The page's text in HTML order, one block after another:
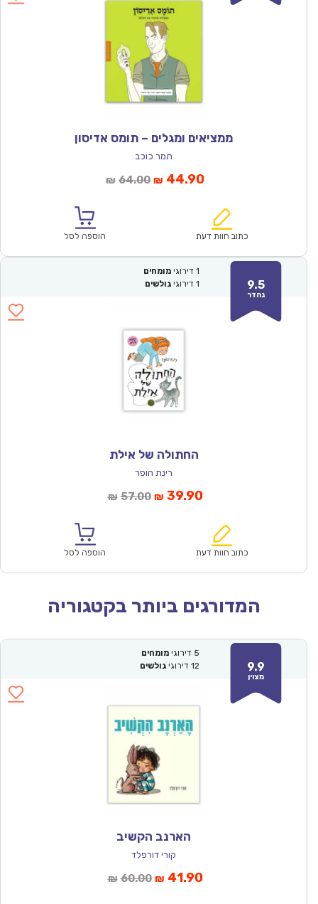
ממציאים ומגלים – תומס אדיסון
תמר כוכב
₪ 64.00המחיר
₪64.00.
₪ 44.90המחיר
הוא:
כתוב חוות דעת הוספה לסל
9.5
נהדר
1 דירוגי מומחים
1 דירוגי גולשים
החתולה של אילת
רינת הופר
₪ 57.00המחיר
₪57.00.
₪ 39.90המחיר
הוא:
כתוב חוות דעת הוספה לסל
המדורגים ביותר בקטגוריה
9.9
מצוין
5 דירוגי מומחים
12 דירוגי גולשים
הארנב הקשיב
קורי דורפלד
₪ 60.00המחיר
₪ 41.90המחיר